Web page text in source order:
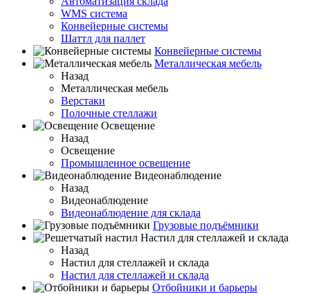
WMS система
Конвейерные системы
Шаттл для паллет
Конвейерные системы
Металлическая мебель
Назад
Металлическая мебель
Верстаки
Полочные стеллажи
Освещение
Назад
Освещение
Промышленное освещение
Видеонаблюдение
Назад
Видеонаблюдение
Видеонаблюдение для склада
Грузовые подъёмники
Настил для стеллажей и склада
Назад
Настил для стеллажей и склада
Настил для стеллажей и склада
Отбойники и барьеры